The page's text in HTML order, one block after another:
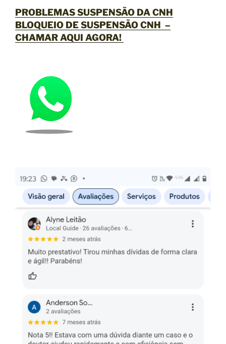
PROBLEMAS SUSPENSÃO DA CNH
BLOQUEIO DE SUSPENSÃO CNH –
CHAMAR AQUI AGORA!